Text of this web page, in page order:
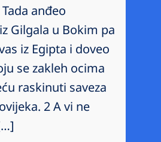
anđeo
Gilgala u Bokim pa
iz Egipta i doveo
se zakleh ocima
raskinuti saveza
2 A vi ne